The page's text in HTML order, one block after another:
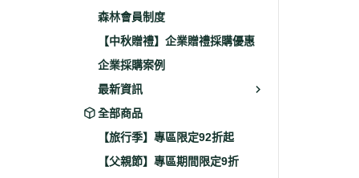
森林會員制度
【中秋贈禮】企業贈禮採購優惠
企業採購案例
最新資訊
全部商品
【旅行季】專區限定92折起
【父親節】專區期間限定9折